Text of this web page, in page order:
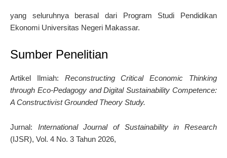
yang seluruhnya berasal dari Program Studi Pendidikan
Ekonomi Universitas Negeri Makassar.
Sumber Penelitian
Artikel Ilmiah: Reconstructing Critical Economic Thinking
through Eco-Pedagogy and Digital Sustainability Competence:
A Constructivist Grounded Theory Study.
Jurnal: International Journal of Sustainability in Research
(IJSR), Vol. 4 No. 3 Tahun 2026,